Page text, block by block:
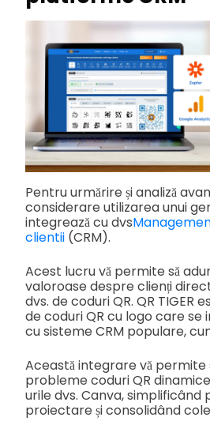
Pentru urmărire și analiză
considerare utilizarea unui
integrează cu dvs
clientii (CRM).
Acest lucru vă permite să
valoroase despre clienți
dvs. de coduri QR. QR TIGER
de coduri QR cu logo care
cu sisteme CRM populare,
Această integrare vă permite
probleme coduri QR
urile dvs. Canva, simplificând
proiectare și consolidând